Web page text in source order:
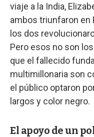
viaje a la India,
ambos triunfaron en
los dos
Pero esos no son
que el fallecido
multimillonaria son
el público optaron
largos y color negro.
El apoyo de un